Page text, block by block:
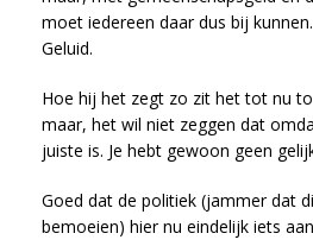
moet iedereen daar dus bij
Geluid.
Hoe hij het zegt zo zit het tot nu
maar, het wil niet zeggen dat
juiste is. Je hebt gewoon geen
Goed dat de politiek (jammer dat
bemoeien) hier nu eindelijk iets